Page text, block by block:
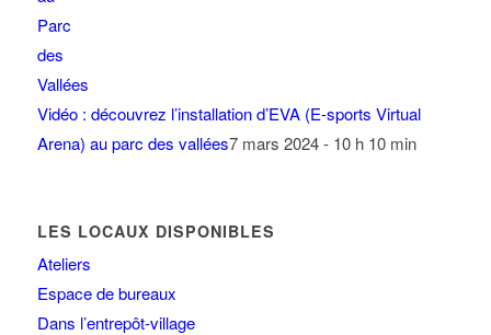
Vidéo : découvrez l’installation d’EVA (E-sports Virtual
Arena) au parc des vallées7 mars 2024 - 10 h 10 min
LES LOCAUX DISPONIBLES
Ateliers
Espace de bureaux
Dans l’entrepôt-village